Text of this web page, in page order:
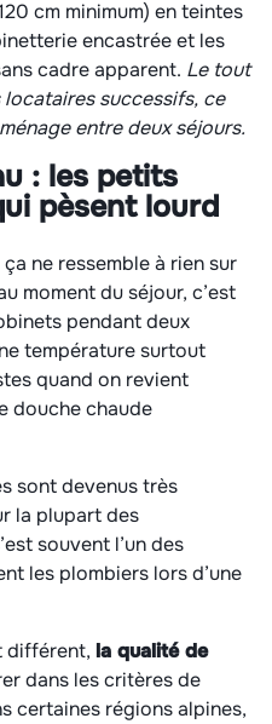
cm minimum) en teintes
encastrée et les
cadre apparent. Le tout
successifs, ce
entre deux séjours.
: les petits
pèsent lourd
ne ressemble à rien sur
moment du séjour, c’est
pendant deux
température surtout
quand on revient
douche chaude
sont devenus très
la plupart des
souvent l’un des
les plombiers lors d’une
différent, la qualité de
dans les critères de
certaines régions alpines,